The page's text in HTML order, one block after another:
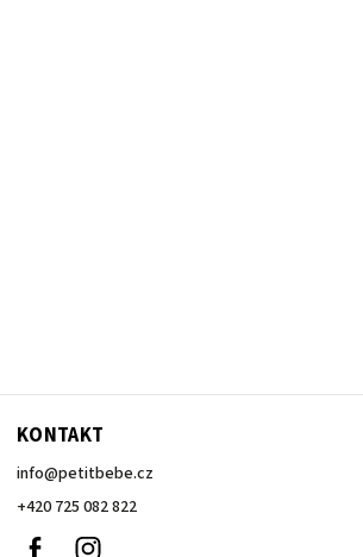
KONTAKT
info@petitbebe.cz
+420 725 082 822
Facebook